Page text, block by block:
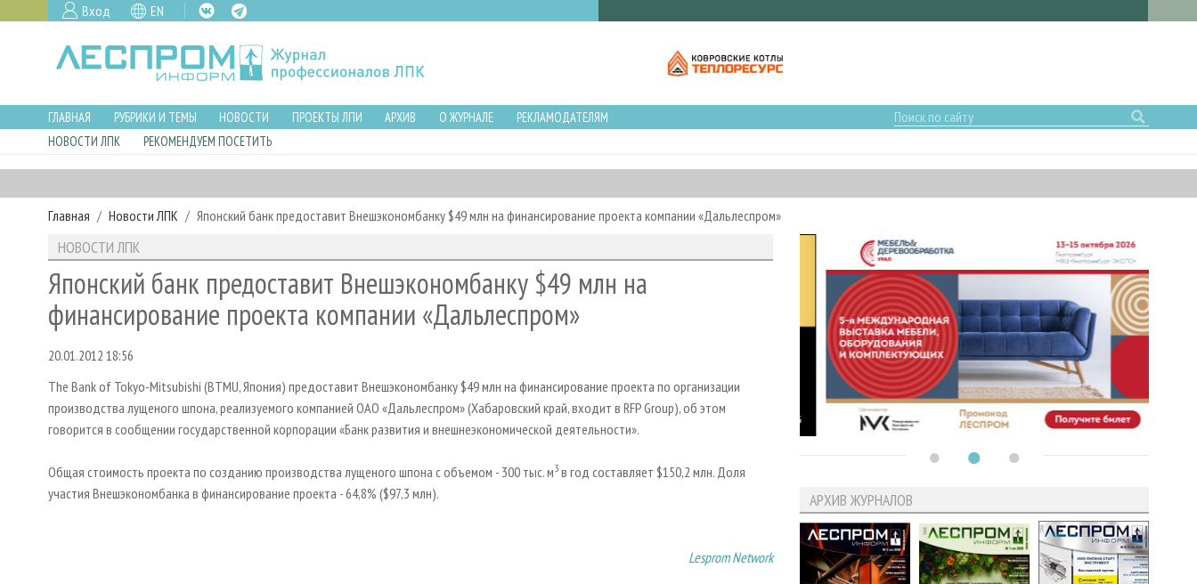
Вход EN
ГЛАВНАЯ РУБРИКИ И ТЕМЫ НОВОСТИ ПРОЕКТЫ ЛПИ АРХИВ О ЖУРНАЛЕ
РЕКЛАМОДАТЕЛЯМ
НОВОСТИ ЛПК
РЕКОМЕНДУЕМ ПОСЕТИТЬ
Главная Новости ЛПК Японский банк предоставит Внешэкономбанку $49 млн на финансирование проекта компании «Дальлеспром»
НОВОСТИ ЛПК
Японский банк предоставит Внешэкономбанку $49 млн на
финансирование проекта компании «Дальлеспром»
20.01.2012 18:56
The Bank of Tokyo-Mitsubishi (BTMU, Япония) предоставит Внешэкономбанку $49 млн на финансирование проекта по организации
производства лущеного шпона, реализуемого компанией ОАО «Дальлеспром» (Хабаровский край, входит в RFP Group), об этом
говорится в сообщении государственной корпорации «Банк развития и внешнеэкономической деятельности».
Общая стоимость проекта по созданию производства лущеного шпона с объемом - 300 тыс. м3 в год составляет $150,2 млн. Доля
участия Внешэкономбанка в финансирование проекта - 64,8% ($97,3 млн).
Lesprom Network
АРХИВ ЖУРНАЛОВ